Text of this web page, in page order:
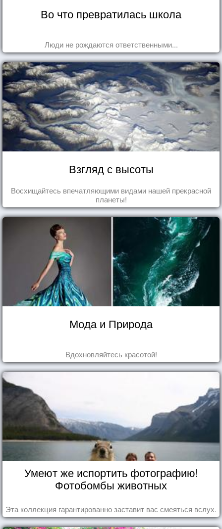
Во что превратилась школа
Люди не рождаются ответственными...
Взгляд с высоты
Восхищайтесь впечатляющими видами нашей прекрасной
планеты!
Мода и Природа
Вдохновляйтесь красотой!
Умеют же испортить фотографию!
Фотобомбы животных
Эта коллекция гарантированно заставит вас смеяться вслух.